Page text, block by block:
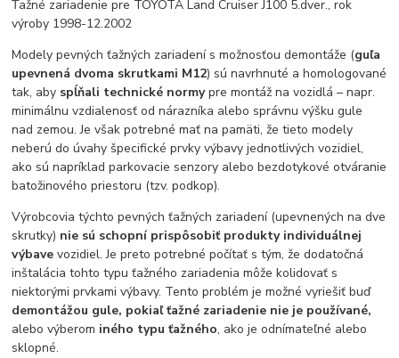
Ťažné zariadenie pre TOYOTA Land Cruiser J100 5.dver., rok
výroby 1998-12.2002
Modely pevných ťažných zariadení s možnosťou demontáže (guľa
upevnená dvoma skrutkami M12) sú navrhnuté a homologované
tak, aby spĺňali technické normypre montáž na vozidlá – napr.
minimálnu vzdialenosť od nárazníka alebo správnu výšku gule
nad zemou. Je však potrebné mať na pamäti, že tieto modely
neberú do úvahy špecifické prvky výbavy jednotlivých vozidiel,
ako sú napríklad parkovacie senzory alebo bezdotykové otváranie
batožinového priestoru (tzv. podkop).
Výrobcovia týchto pevných ťažných zariadení (upevnených na dve
skrutky) nie sú schopní prispôsobiť produkty individuálnej
výbavevozidiel. Je preto potrebné počítať s tým, že dodatočná
inštalácia tohto typu ťažného zariadenia môže kolidovať s
niektorými prvkami výbavy. Tento problém je možné vyriešiť buď
demontážou gule, pokiaľ ťažné zariadenie nie je používané,
alebo výberom iného typu ťažného, ako je odnímateľné alebo
sklopné.